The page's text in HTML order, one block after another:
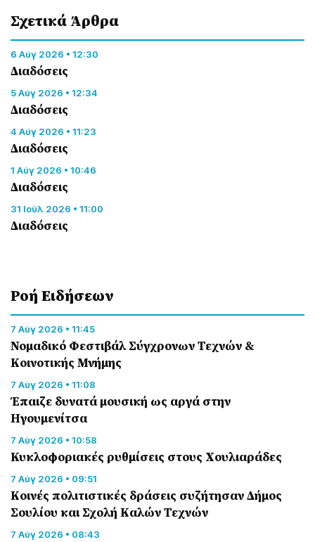
Σχετικά Άρθρα
6 Αύγ 2026 • 12:30
Διαδόσεις
5 Αύγ 2026 • 12:34
Διαδόσεις
4 Αύγ 2026 • 11:23
Διαδόσεις
1 Αύγ 2026 • 10:46
Διαδόσεις
31 Ιούλ 2026 • 11:00
Διαδόσεις
Ροή Eιδήσεων
7 Αύγ 2026 • 11:45
Νομαδικό Φεστιβάλ Σύγχρονων Τεχνών &
Κοινοτικής Μνήμης
7 Αύγ 2026 • 11:08
Έπαιζε δυνατά μουσική ως αργά στην
Ηγουμενίτσα
7 Αύγ 2026 • 10:58
Κυκλοφοριακές ρυθμίσεις στους Χουλιαράδες
7 Αύγ 2026 • 09:51
Κοινές πολιτιστικές δράσεις συζήτησαν Δήμος
Σουλίου και Σχολή Καλών Τεχνών
7 Αύγ 2026 • 08:43